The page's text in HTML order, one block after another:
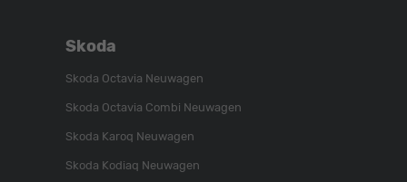
Skoda
Skoda Octavia Neuwagen
Skoda Octavia Combi Neuwagen
Skoda Karoq Neuwagen
Skoda Kodiaq Neuwagen